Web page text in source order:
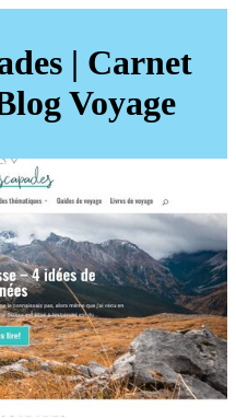
| Carnet
Voyage